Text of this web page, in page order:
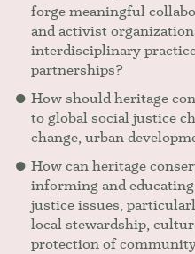
forge meaningful
and activist
interdisciplinary
partnerships?
How should heritage
to global social justice
change, urban
How can heritage
informing and
justice issues,
local stewardship,
protection of